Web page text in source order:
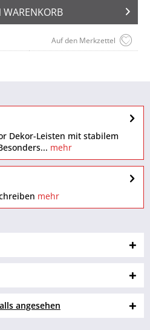
WARENKORB
Auf den Merkzettel
Dekor-Leisten mit stabilem
mehr
mehr
angesehen